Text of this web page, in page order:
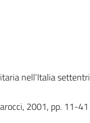
nell’Italia
2001, pp. 11-